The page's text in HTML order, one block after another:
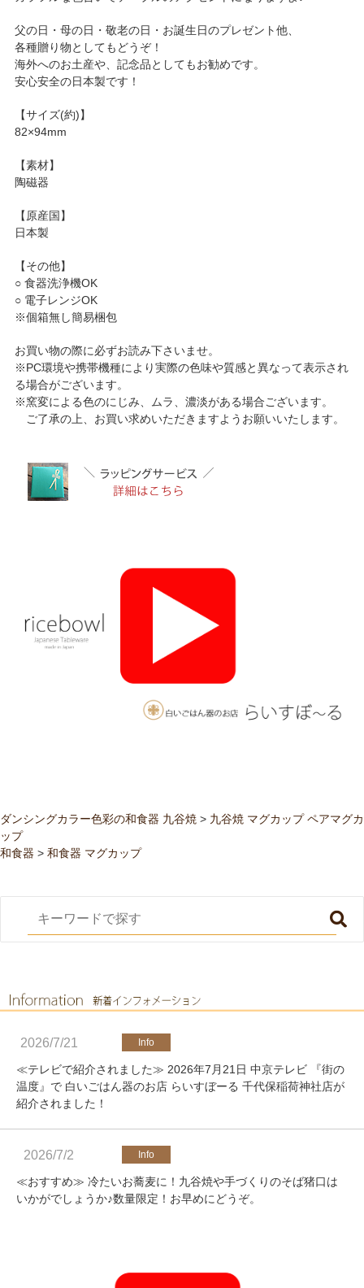
父の日・母の日・敬老の日・お誕生日のプレゼント他、
各種贈り物としてもどうぞ！
海外へのお土産や、記念品としてもお勧めです。
安心安全の日本製です！
【サイズ(約)】
82×94mm
【素材】
陶磁器
【原産国】
日本製
【その他】
○ 食器洗浄機OK
○ 電子レンジOK
※個箱無し簡易梱包
お買い物の際に必ずお読み下さいませ。
※PC環境や携帯機種により実際の色味や質感と異なって表示され
る場合がございます。
※窯変による色のにじみ、ムラ、濃淡がある場合ございます。
ご了承の上、お買い求めいただきますようお願いいたします。
ダンシングカラー色彩の和食器 九谷焼 > 九谷焼 マグカップ ペアマグカ
ップ
和食器 > 和食器 マグカップ
2026/7/21
≪テレビで紹介されました≫ 2026年7月21日 中京テレビ 『街の
温度』で 白いごはん器のお店 らいすぼーる 千代保稲荷神社店が
紹介されました！
2026/7/2
≪おすすめ≫ 冷たいお蕎麦に！九谷焼や手づくりのそば猪口は
いかがでしょうか♪数量限定！お早めにどうぞ。
≪軽井沢店営業のお知らせ≫ いつもご覧いただきありがとうご